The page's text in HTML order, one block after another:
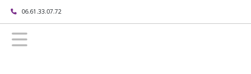
06.61.33.07.72